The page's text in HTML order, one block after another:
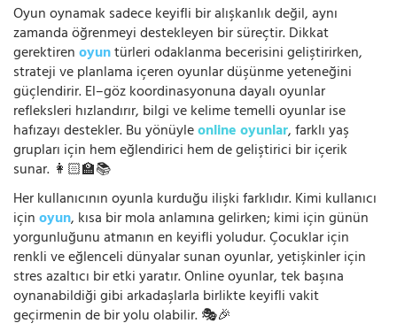
Oyun oynamak sadece keyifli bir alışkanlık değil, aynı
zamanda öğrenmeyi destekleyen bir süreçtir. Dikkat
gerektirenoyuntürleri odaklanma becerisini geliştirirken,
strateji ve planlama içeren oyunlar düşünme yeteneğini
güçlendirir. El–göz koordinasyonuna dayalı oyunlar
refleksleri hızlandırır, bilgi ve kelime temelli oyunlar ise
hafızayı destekler. Bu yönüyleonline oyunlar, farklı yaş
grupları için hem eğlendirici hem de geliştirici bir içerik
sunar. 👩🏻‍🏫📚
Her kullanıcının oyunla kurduğu ilişki farklıdır. Kimi kullanıcı
içinoyun, kısa bir mola anlamına gelirken; kimi için günün
yorgunluğunu atmanın en keyifli yoludur. Çocuklar için
renkli ve eğlenceli dünyalar sunan oyunlar, yetişkinler için
stres azaltıcı bir etki yaratır. Online oyunlar, tek başına
oynanabildiği gibi arkadaşlarla birlikte keyifli vakit
geçirmenin de bir yolu olabilir. 🎭🎉